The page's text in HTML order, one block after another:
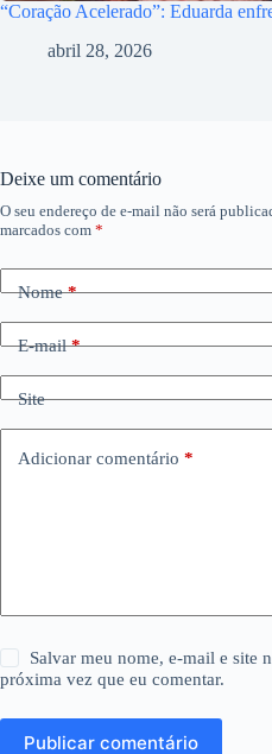
“Coração Acelerado”: Eduarda
abril 28, 2026
Deixe um comentário
O seu endereço de e-mail não será
marcados com *
Nome*
E-mail*
Site
Adicionar comentário *
Salvar meu nome, e-mail e site
próxima vez que eu comentar.
Publicar comentário